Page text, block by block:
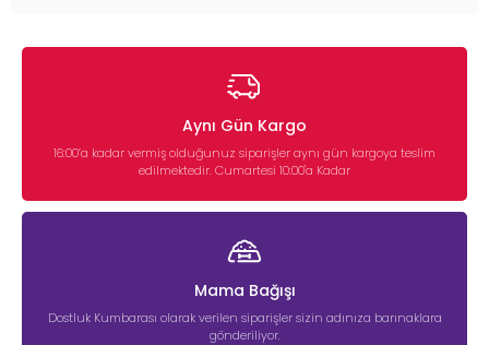
Aynı Gün Kargo
16:00’a kadar vermiş olduğunuz siparişler aynı gün kargoya teslim
edilmektedir. Cumartesi 10:00'a Kadar
Mama Bağışı
Dostluk Kumbarası olarak verilen siparişler sizin adınıza barınaklara
gönderiliyor.